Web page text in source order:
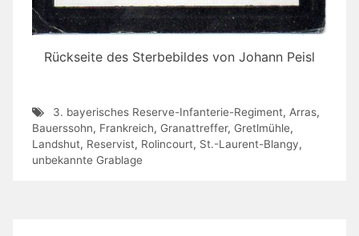
Rückseite des Sterbebildes von Johann Peisl
3. bayerisches Reserve-Infanterie-Regiment, Arras,
Bauerssohn, Frankreich, Granattreffer, Gretlmühle,
Landshut, Reservist, Rolincourt, St.-Laurent-Blangy,
unbekannte Grablage